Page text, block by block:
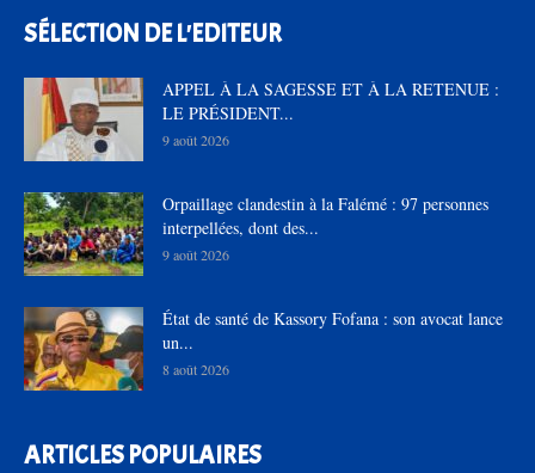
SÉLECTION DE L'EDITEUR
APPEL À LA SAGESSE ET À LA RETENUE :
LE PRÉSIDENT...
9 août 2026
Orpaillage clandestin à la Falémé : 97 personnes
interpellées, dont des...
9 août 2026
État de santé de Kassory Fofana : son avocat lance
un...
8 août 2026
ARTICLES POPULAIRES